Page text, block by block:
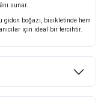
sunar.
boğazı, bisikletinde hem
için ideal bir tercihtir.